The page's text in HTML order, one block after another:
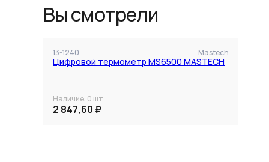
Вы смотрели
13-1240 Mastech
Цифровой термометр MS6500 MASTECH
Наличие: 0 шт.
2 847,60 ₽